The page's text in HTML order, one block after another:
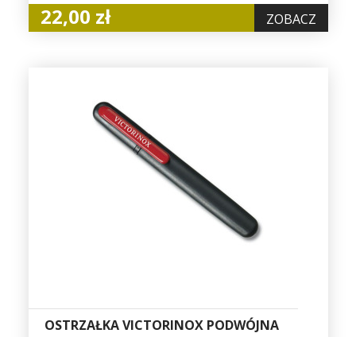
22,00 zł ZOBACZ
OSTRZAŁKA VICTORINOX PODWÓJNA